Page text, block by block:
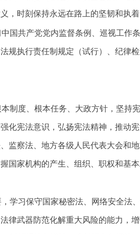
时刻保持永远在路上的坚韧和执
国共产党党内监督条例、巡视工作
规执行责任制规定（试行）、纪律
制度、根本任务、大政方针，坚持
化宪法意识，弘扬宪法精神，推动
监察法、地方各级人民代表大会和
国家机构的产生、组织、职权和基
学习保守国家秘密法、网络安全法
律武器防范化解重大风险的能力，增